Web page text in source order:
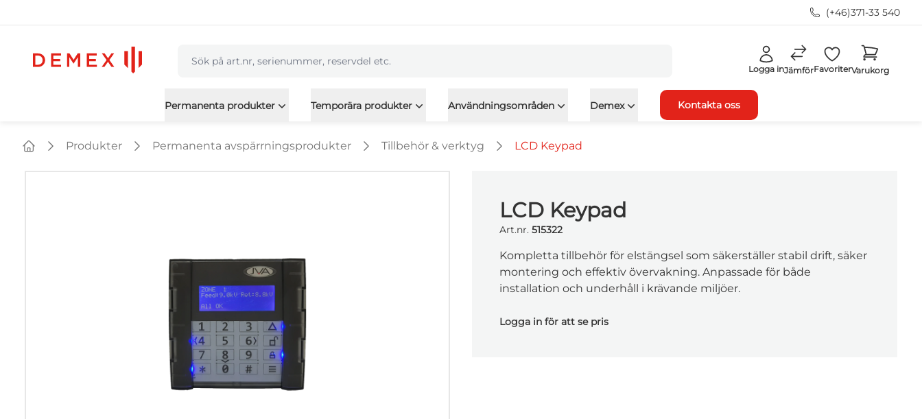
(+46)371-33 540
Logga inJämförFavoriterVarukorg
Permanenta produkter Temporära produkter Användningsområden Demex Kontakta oss
Produkter Permanenta avspärrningsprodukter Tillbehör & verktyg LCD Keypad
LCD Keypad
Art.nr. 515322
Kompletta tillbehör för elstängsel som säkerställer stabil drift, säker
montering och effektiv övervakning. Anpassade för både
installation och underhåll i krävande miljöer.
Logga in för att se pris